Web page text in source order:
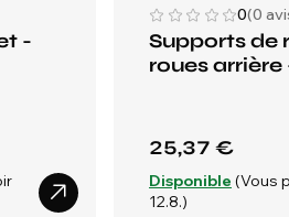
-
0(0
Supports de
roues arrière
25,37 €
Disponible (Vous
12.8.)